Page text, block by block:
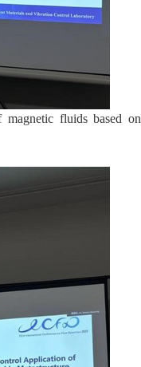
magnetic fluids based on